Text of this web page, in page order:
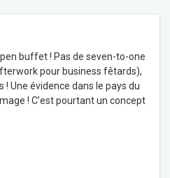
buffet ! Pas de seven-to-one
pour business fêtards),
Une évidence dans le pays du
! C’est pourtant un concept